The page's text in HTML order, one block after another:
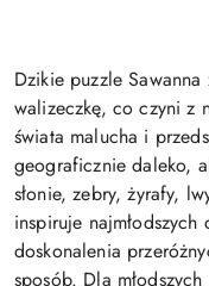
Dzikie puzzle
walizeczkę, co czyni z
świata malucha i
geograficznie daleko,
słonie, zebry, żyrafy,
inspiruje
doskonalenia
sposób. Dla